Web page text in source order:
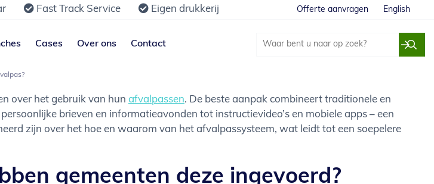
Fast Track Service Eigen drukkerij Offerte aanvragen English
Cases Over ons Contact
over het gebruik van hun afvalpassen. De beste aanpak combineert traditionele en
brieven en informatieavonden tot instructievideo’s en mobiele apps – een
zijn over het hoe en waarom van het afvalpassysteem, wat leidt tot een soepelere
gemeenten deze ingevoerd?